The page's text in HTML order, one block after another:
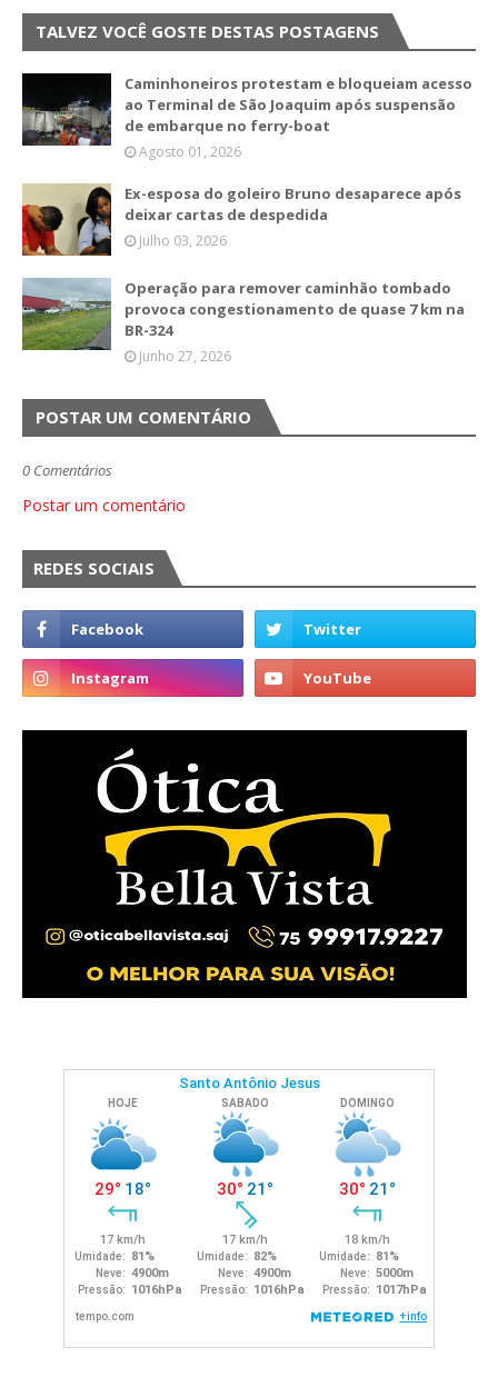
TALVEZ VOCÊ GOSTE DESTAS POSTAGENS
Caminhoneiros protestam e bloqueiam acesso
ao Terminal de São Joaquim após suspensão
de embarque no ferry-boat
Agosto 01, 2026
Ex-esposa do goleiro Bruno desaparece após
deixar cartas de despedida
Julho 03, 2026
Operação para remover caminhão tombado
provoca congestionamento de quase 7 km na
BR-324
Junho 27, 2026
POSTAR UM COMENTÁRIO
0 Comentários
Postar um comentário
REDES SOCIAIS